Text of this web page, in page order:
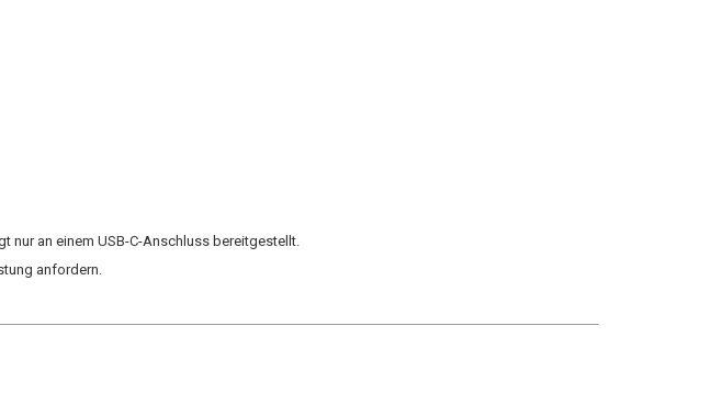
nur an einem USB-C-Anschluss bereitgestellt.
anfordern.